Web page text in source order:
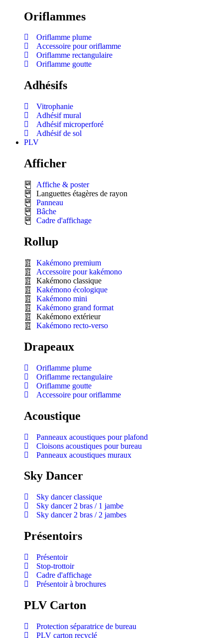
Oriflammes
Oriflamme plume
Accessoire pour oriflamme
Oriflamme rectangulaire
Oriflamme goutte
Adhésifs
Vitrophanie
Adhésif mural
Adhésif microperforé
Adhésif de sol
PLV
Afficher
Affiche & poster
Languettes étagères de rayon
Panneau
Bâche
Cadre d'affichage
Rollup
Kakémono premium
Accessoire pour kakémono
Kakémono classique
Kakémono écologique
Kakémono mini
Kakémono grand format
Kakémono extérieur
Kakémono recto-verso
Drapeaux
Oriflamme plume
Oriflamme rectangulaire
Oriflamme goutte
Accessoire pour oriflamme
Acoustique
Panneaux acoustiques pour plafond
Cloisons acoustiques pour bureau
Panneaux acoustiques muraux
Sky Dancer
Sky dancer classique
Sky dancer 2 bras / 1 jambe
Sky dancer 2 bras / 2 jambes
Présentoirs
Présentoir
Stop-trottoir
Cadre d'affichage
Présentoir à brochures
PLV Carton
Protection séparatrice de bureau
PLV carton recyclé